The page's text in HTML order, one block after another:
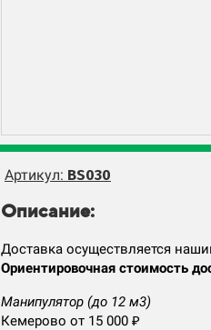
Артикул: BS030
Описание:
Доставка осуществляется
Ориентировочная стоимость
Манипулятор (до 12 м3)
Кемерово от 15 000 ₽